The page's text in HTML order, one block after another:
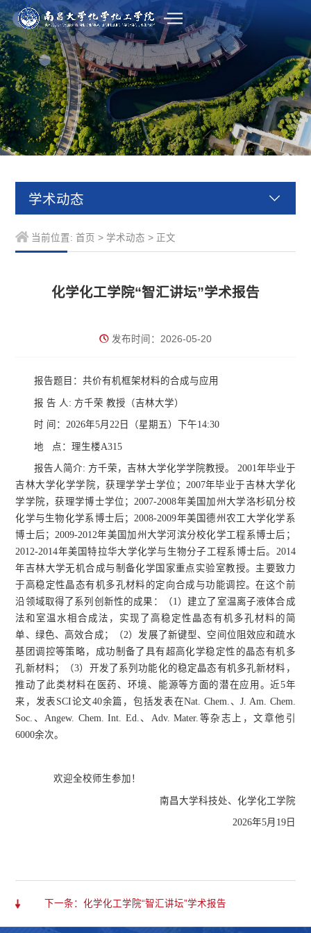
学术动态
当前位置: 首页 > 学术动态 > 正文
化学化工学院“智汇讲坛”学术报告
发布时间：2026-05-20
报告题目：共价有机框架材料的合成与应用
报 告 人: 方千荣 教授（吉林大学）
时 间：2026年5月22 日（星期 五 ） 下午14:30
地 点：理生楼A315
报告人简介: 方千荣，吉林大学化学学院教授。
2001年毕业于
吉林大学化学学院，获理学学士学位；2007年毕业于吉林大学化
学学院，获理学博士学位；2007-2008年美国加州大学洛杉矶分校
化学与生物化学系博士后；2008-2009年美国德州农工大学化学系
博士后；2009-2012年美国加州大学河滨分校化学工程系博士后；
2012-2014年美国特拉华大学化学与生物分子工程系博士后。2014
年吉林大学无机合成与制备化学国家重点实验室教授。主要致力
于高稳定性晶态有机多孔材料的定向合成与功能调控。在这个前
沿领域取得了系列创新性的成果：（1）建立了室温离子液体合成
法和室温水相合成法，实现了高稳定性晶态有机多孔材料的简
单、绿色、高效合成；（2）发展了新键型、空间位阻效应和疏水
基团调控等策略，成功制备了具有超高化学稳定性的晶态有机多
孔新材料；（3）开发了系列功能化的稳定晶态有机多孔新材料，
推动了此类材料在医药、环境、能源等方面的潜在应用。近5年
来，发表SCI论文40余篇，包括发表在Nat. Chem.、J. Am. Chem.
Soc.、Angew. Chem. Int. Ed.、Adv. Mater.等杂志上，文章他引
6000余次。
欢迎全校师生参加！
南昌大学科技处、化学化工学院
2026年5月 19日
下一条：化学化工学院“智汇讲坛”学术报告